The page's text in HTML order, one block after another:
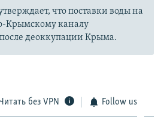
что поставки воды на
Крымскому каналу
после деоккупации Крыма.
без VPN Follow us